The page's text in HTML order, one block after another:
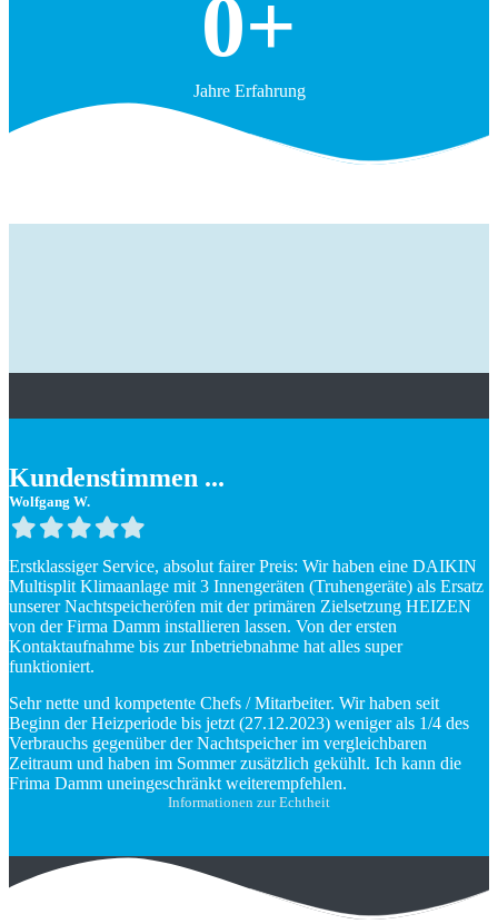
0+
Jahre Erfahrung
Kundenstimmen ...
Wolfgang W.
Filled
star
Filled
star
Filled
star
Filled
star
Filled
star
Erstklassiger Service, absolut fairer Preis: Wir haben eine DAIKIN
Multisplit Klimaanlage mit 3 Innengeräten (Truhengeräte) als Ersatz
unserer Nachtspeicheröfen mit der primären Zielsetzung HEIZEN
von der Firma Damm installieren lassen. Von der ersten
Kontaktaufnahme bis zur Inbetriebnahme hat alles super
funktioniert.
Sehr nette und kompetente Chefs / Mitarbeiter. Wir haben seit
Beginn der Heizperiode bis jetzt (27.12.2023) weniger als 1/4 des
Verbrauchs gegenüber der Nachtspeicher im vergleichbaren
Zeitraum und haben im Sommer zusätzlich gekühlt. Ich kann die
Frima Damm uneingeschränkt weiterempfehlen.
Informationen zur Echtheit